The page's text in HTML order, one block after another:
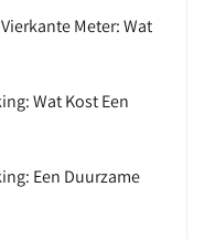
Meter: Wat
Wat Kost Een
Een Duurzame